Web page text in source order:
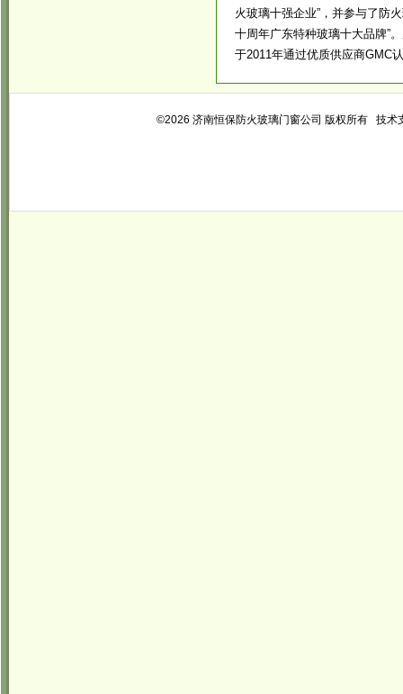
火玻璃十强企业”，并参与了防
十周年广东特种玻璃十大品牌”
于2011年通过优质供应商GMC
©2026 济南恒保防火玻璃门窗公司 版权所有 技术